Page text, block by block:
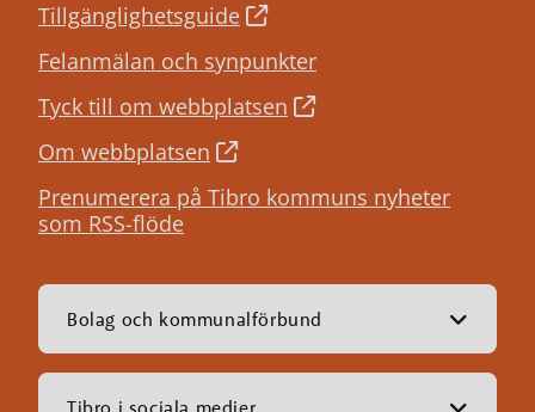
Tillgänglighetsguide
Felanmälan och synpunkter
Tyck till om webbplatsen
Om webbplatsen
Prenumerera på Tibro kommuns nyheter
som RSS-flöde
Bolag och kommunalförbund